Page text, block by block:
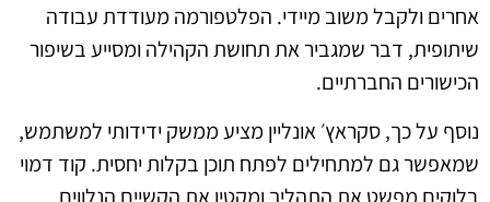
אחרים ולקבל משוב מיידי. הפלטפורמה מעודדת עבודה
שיתופית, דבר שמגביר את תחושת הקהילה ומסייע בשיפור
הכישורים החברתיים.
נוסף על כך, סקראץ׳ אונליין מציע ממשק ידידותי למשתמש,
שמאפשר גם למתחילים לפתח תוכן בקלות יחסית. קוד דמוי
בלוקים מפשט את התהליך ומקטין את הקשיים הנלווים